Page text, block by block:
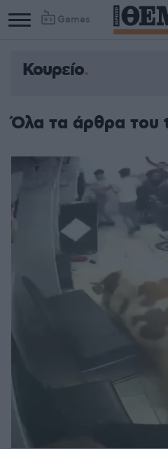
Games
Κουρείο
Όλα τα άρθρα του